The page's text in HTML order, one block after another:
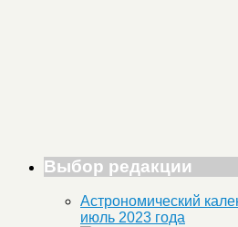
Выбор редакции
Астрономический
июль 2023 года